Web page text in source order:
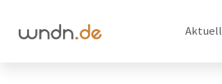
Aktuell